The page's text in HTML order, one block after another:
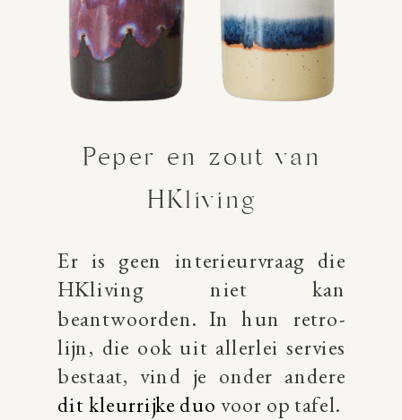
Peper en zout van
HKliving
Er is geen interieurvraag die
HKliving niet kan
beantwoorden. In hun retro-
lijn, die ook uit allerlei servies
bestaat, vind je onder andere
dit kleurrijke duo voor op tafel.